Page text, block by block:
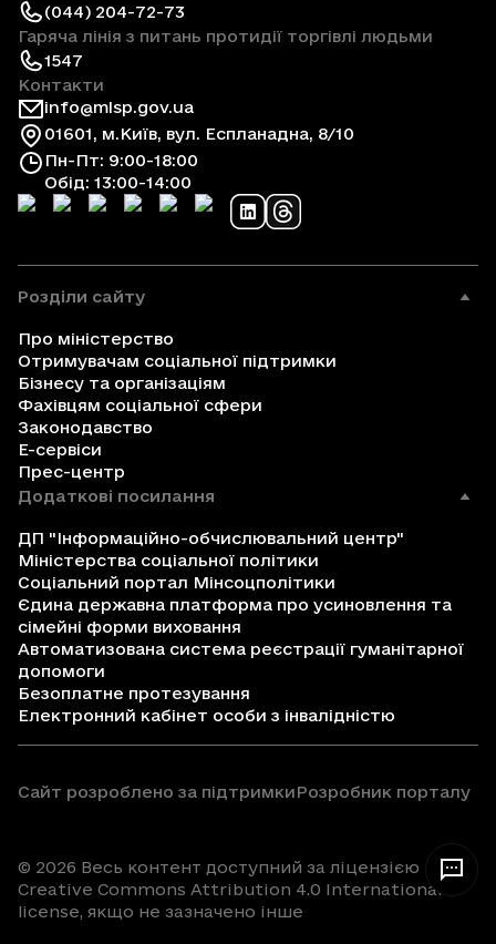
(044) 204-72-73
Гаряча лінія з питань протидії торгівлі людьми
1547
Контакти
info@mlsp.gov.ua
01601, м.Київ, вул. Еспланадна, 8/10
Пн-Пт: 9:00-18:00
Обід: 13:00-14:00
Розділи сайту
Про міністерство
Отримувачам соціальної підтримки
Бізнесу та організаціям
Фахівцям соціальної сфери
Законодавство
Е-сервіси
Прес-центр
Додаткові посилання
ДП "Інформаційно-обчислювальний центр"
Міністерства соціальної політики
Соціальний портал Мінсоцполітики
Єдина державна платформа про усиновлення та
сімейні форми виховання
Автоматизована система реєстрації гуманітарної
допомоги
Безоплатне протезування
Електронний кабінет особи з інвалідністю
Сайт розроблено за підтримкиРозробник порталу
© 2026 Весь контент доступний за ліцензією
Creative Commons Attribution 4.0 International
license, якщо не зазначено інше